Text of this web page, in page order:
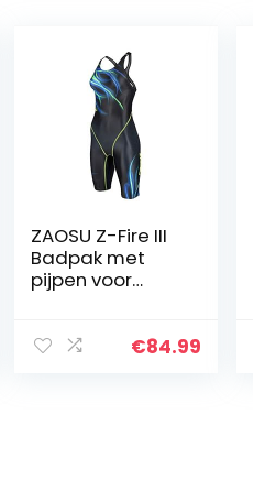
ZAOSU Z-Fire III
Badpak met
pijpen voor
€84.99